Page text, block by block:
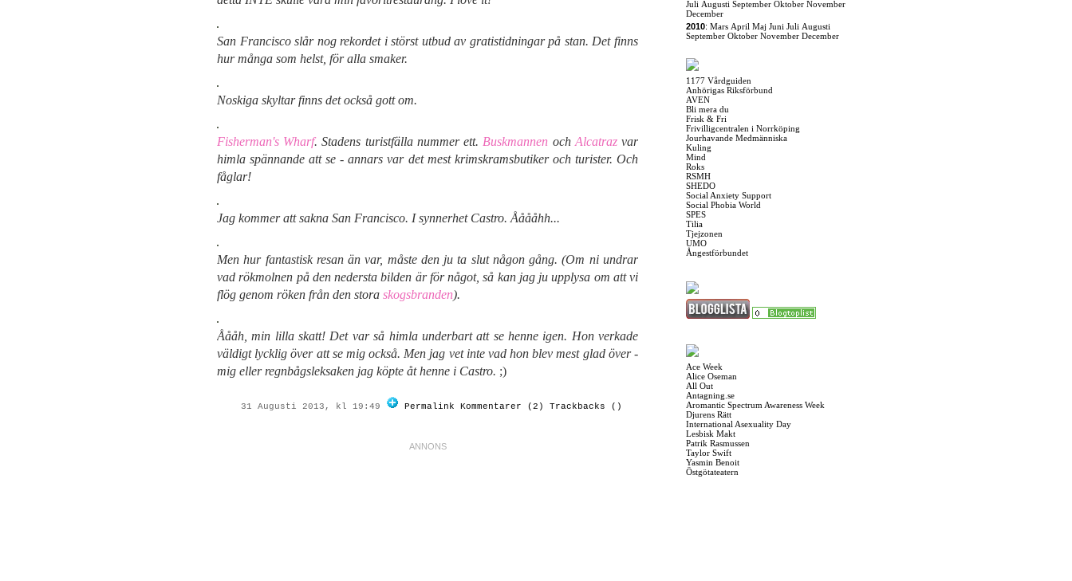
San Francisco slår nog rekordet i störst utbud av gratistidningar på stan. Det finns
hur många som helst, för alla smaker.
Noskiga skyltar finns det också gott om.
Fisherman's Wharf. Stadens turistfälla nummer ett. Buskmannen och Alcatrazvar
himla spännande att se - annars var det mest krimskramsbutiker och turister. Och
fåglar!
Jag kommer att sakna San Francisco. I synnerhet Castro. Ååååhh...
Men hur fantastisk resan än var, måste den ju ta slut någon gång. (Om ni undrar
vad rökmolnen på den nedersta bilden är för något, så kan jag ju upplysa om att vi
flög genom röken från den stora skogsbranden).
Åååh, min lilla skatt! Det var så himla underbart att se henne igen. Hon verkade
väldigt lycklig över att se mig också. Men jag vet inte vad hon blev mest glad över -
mig eller regnbågsleksaken jag köpte åt henne i Castro. ;)
31 Augusti 2013, kl 19:49 Permalink Kommentarer (2) Trackbacks ()
Juli Augusti September Oktober November
December
2010: Mars April Maj Juni Juli Augusti
September Oktober November December
1177 Vårdguiden
Anhörigas Riksförbund
AVEN
Bli mera du
Frisk & Fri
Frivilligcentralen i Norrköping
Jourhavande Medmänniska
Kuling
Mind
Roks
RSMH
SHEDO
Social Anxiety Support
Social Phobia World
SPES
Tilia
Tjejzonen
UMO
Ångestförbundet
Ace Week
Alice Oseman
All Out
Antagning.se
Aromantic Spectrum Awareness Week
Djurens Rätt
International Asexuality Day
Lesbisk Makt
Patrik Rasmussen
Taylor Swift
Yasmin Benoit
Östgötateatern